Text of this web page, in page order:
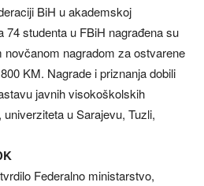
BiH u akademskoj
74 studenta u FBiH nagrađena su
novčanom nagradom za ostvarene
KM. Nagrade i priznanja dobili
javnih visokoškolskih
u Sarajevu, Tuzli,
Federalno ministarstvo,